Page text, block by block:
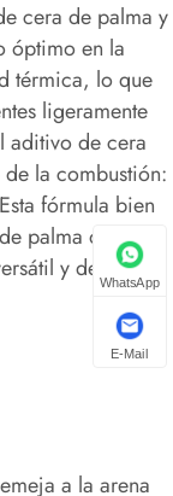
cera de palma y
óptimo en la
térmica, lo que
ligeramente
aditivo de cera
la combustión:
fórmula bien
palma o la
y de alta
a la arena
WhatsApp
E-Mail